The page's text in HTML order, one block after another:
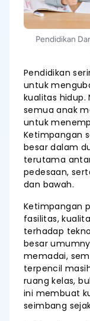
Pendidikan
Pendidikan
untuk
kualitas hidup.
semua anak
untuk
Ketimpangan
besar dalam
terutama
pedesaan,
dan bawah.
Ketimpangan
fasilitas,
terhadap
besar
memadai,
terpencil
ruang kelas,
ini membuat
seimbang